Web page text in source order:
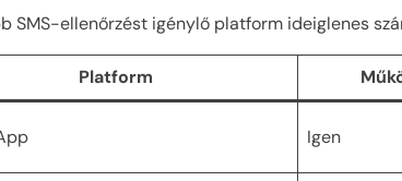
SMS-ellenőrzést igénylő platform ideiglenes
Platform
Igen